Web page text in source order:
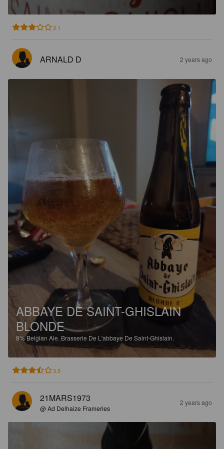
3.1
ARNALD D 2 years ago
ABBAYE DE SAINT-GHISLAIN
BLONDE
8%Belgian Ale. Brasserie De L'abbaye De Saint-Ghislain.
3.5
21MARS1973
@ Ad Delhaize Frameries
2 years ago